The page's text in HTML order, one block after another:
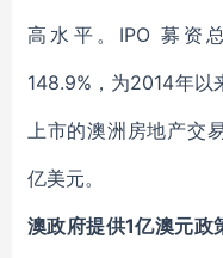
高水平。IPO 募资
148.9%，为2014年以
上市的澳洲房地产交
亿美元。
澳政府提供1亿澳元政